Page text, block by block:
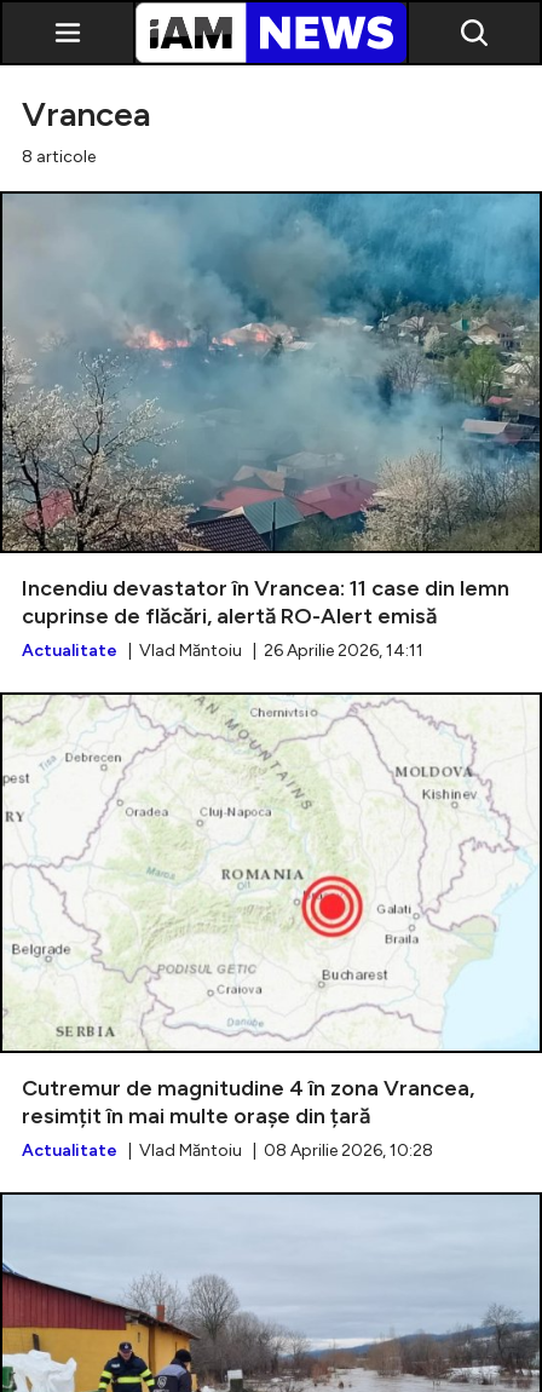
Intră în cont
Creează cont
Vrancea
8 articole
Incendiu devastator în Vrancea: 11 case din lemn
cuprinse de flăcări, alertă RO-Alert emisă
Actualitate | Vlad Măntoiu | 26 Aprilie 2026, 14:11
Cutremur de magnitudine 4 în zona Vrancea,
resimțit în mai multe orașe din țară
Actualitate | Vlad Măntoiu | 08 Aprilie 2026, 10:28